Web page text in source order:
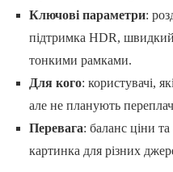
Ключові параметри:
підтримка HDR,
тонкими рамками.
Для кого: користувачі,
але не планують
Перевага: баланс ціни
картинка для різних